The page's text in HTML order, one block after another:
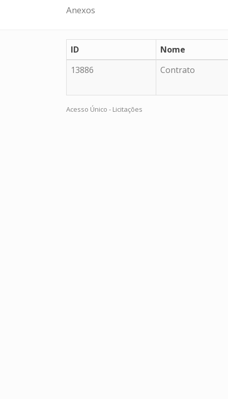
Anexos
ID
Nome
13886
Contrato
Acesso Único - Licitações